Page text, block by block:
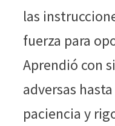
las
fuerza para
Aprendió con
adversas
paciencia y